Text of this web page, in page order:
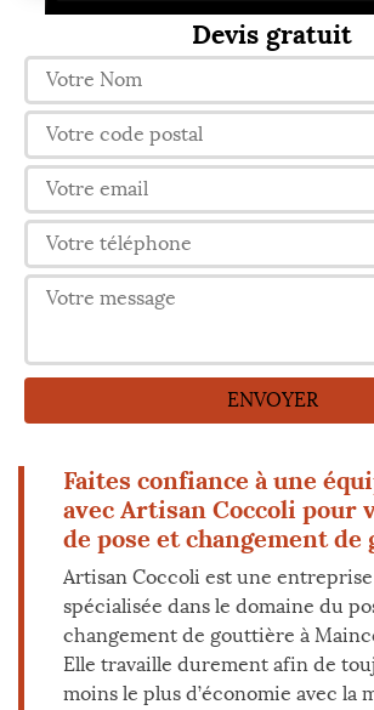
Devis gratuit
Faites confiance à une
avec Artisan Coccoli pour
de pose et changement de
Artisan Coccoli est une
spécialisée dans le domaine du
changement de gouttière à
Elle travaille durement afin de
moins le plus d’économie avec la